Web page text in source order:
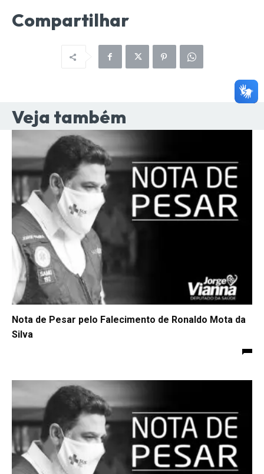
Compartilhar
Veja também
Nota de Pesar pelo Falecimento de Ronaldo Mota da
Silva